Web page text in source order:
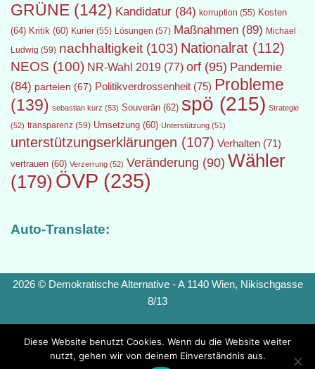
GRÜNE (142) Kandidatur (84) korruption (55) Kosten
(64) Kritik (60) Kurier (55) Lösungen (57) Maßnahmen (89) Michael
Ludwig (59) nachhaltigkeit (103) Nationalrat (112)
NEOS (100) NR-Wahl 2019 (77) orf (95) Pandemie
(84) parteien (67) Politikverdrossenheit (75) Probleme
(139) sebastian kurz (53) Souverän (62) spö (215) Strategie
(52) transparenz (59) Umsetzung (60) Unterstützung (51)
unterstützungserklärungen (107) Verhalten (71)
vertrauen (60) Verzerrung (52) Veränderung (90) Wähler
(179) ÖVP (235)
Auto-Translate:
2026 © Demokratische Alternative - A 1140 Wien, Nikischgasse
8/13
Diese Website benutzt Cookies. Wenn du die Website weiter
nutzt, gehen wir von deinem Einverständnis aus.